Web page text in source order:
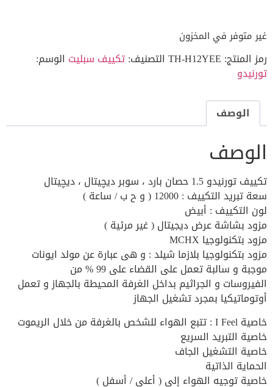
غير متوفر في المخزون
رمز المنتج: TH-H12YEE التصنيف:تكييف سبليت الوسم:
تورنيدو
الوصف
الوصف
تكييف تورنيدو 1.5 حصان بارد ، سوبر ديچيتال ، ديچيتال
سعة تبريد التكييف : 12000 ( و ح ب / ساعة )
لون التكييف : أبيض
مزود بشاشة عرض ديجيتال ( غير مرئية )
مزود بتكنولوجيا MCHX
مزود بتكنولوجيا بلازما شيلد : و هى عبارة عن مولد ايونات
موجبة و سالبة تعمل على القضاء على 99 % من
الفيروسات و الجراثيم بداخل الغرفة المحيطة بالجهاز و تعمل
أوتوماتيكيا بمجرد تشغيل الجهاز
خاصية I Feel : ﺗﺘﺒﻊ اﻟﻬﻮاء ﻟﻠﺸﺨﺺ باﻟﻐﺮﻓﺔ ﻣﻦ ﺧﻼل اﻟﺮﻳﻤﻮت
خاصية التبريد السريع
خاصية التشغيل الجاف
الحماية الذاتية
خاصية توجيه الهواء إلى ( أعلى / أسفل )